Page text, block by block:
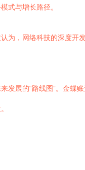
式与增长路径。
为，网络科技的深度开
发展的“路线图”。金蝶